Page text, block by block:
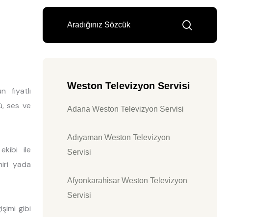
fiyatlı
ses ve
ile
yada
gibi
Weston Televizyon Servisi
Adana Weston Televizyon Servisi
Adıyaman Weston Televizyon
Servisi
Afyonkarahisar Weston Televizyon
Servisi